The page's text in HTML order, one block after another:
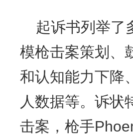
起诉书列举了
模枪击案策划、
和认知能力下降
人数据等。诉状
击案，枪手